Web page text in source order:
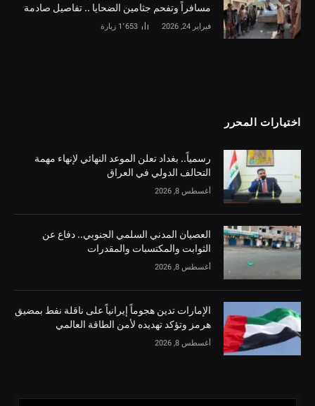
مسافراً وتفحم جثامين الضحايا .. تفاصيل صادمة
فبراير 24, 2026 1٬653 زيارة
اختيارات المحرر
رسمياً.. بغداد تعلن الموعد النهائي لإنهاء مهمة
التحالف الدولي في العراق
أغسطس 8, 2026
العصيان المدني السلمي الجنوبي.. دفاع عن
الثوابت والمكتسبات والمقدرات
أغسطس 8, 2026
الإمارات تدين هجوماً إيرانياً على ناقلة نفط بمضيق
هرمز وتؤكد تهديده لأمن الطاقة العالمي
أغسطس 8, 2026